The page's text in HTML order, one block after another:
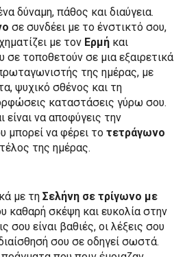
δύναμη, πάθος και διαύγεια.
σε συνδέει με το ένστικτό σου,
με τον Ερμή και
σε τοποθετούν σε μια εξαιρετικά
της ημέρας, με
ψυχικό σθένος και τη
καταστάσεις γύρω σου.
είναι να αποφύγεις την
μπορεί να φέρει το τετράγωνο
της ημέρας.
με τη Σελήνη σε τρίγωνο με
καθαρή σκέψη και ευκολία στην
σου είναι βαθιές, οι λέξεις σου
σου σε οδηγεί σωστά.